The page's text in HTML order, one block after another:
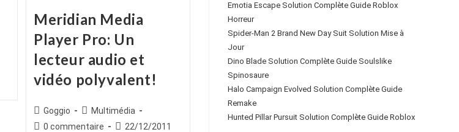
Meridian Media
Player Pro: Un
lecteur audio et
vidéo polyvalent!
Auteur/autrice
de
Goggio
Post
category:
Multimédia
Commentaires
0 commentaire
Publication
22/12/2011
Emotia Escape Solution Complète Guide Roblox
Horreur
Spider-Man 2 Brand New Day Suit Solution Mise à
Jour
Dino Blade Solution Complète Guide Soulslike
Spinosaure
Halo Campaign Evolved Solution Complète Guide
Remake
Hunted Pillar Pursuit Solution Complète Guide Roblox